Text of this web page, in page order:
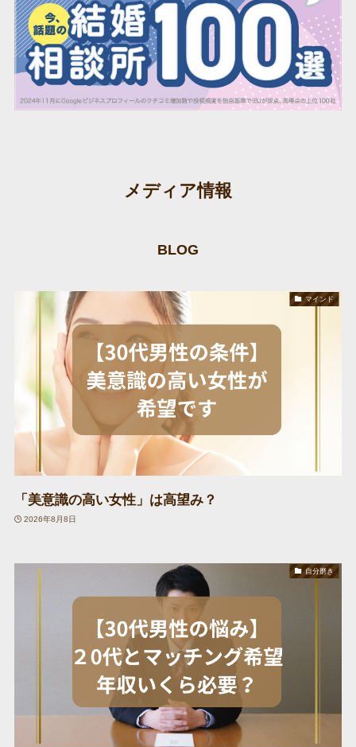
メディア情報
BLOG
マインド
「美意識の高い女性」は高望み？
2026年8月8日
自分磨き